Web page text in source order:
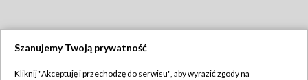
Szanujemy Twoją prywatność
Kliknij "Akceptuję i przechodzę do serwisu", aby wyrazić zgody na